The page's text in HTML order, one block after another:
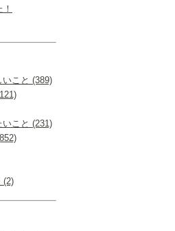
こと (389)
こと (231)
(2)